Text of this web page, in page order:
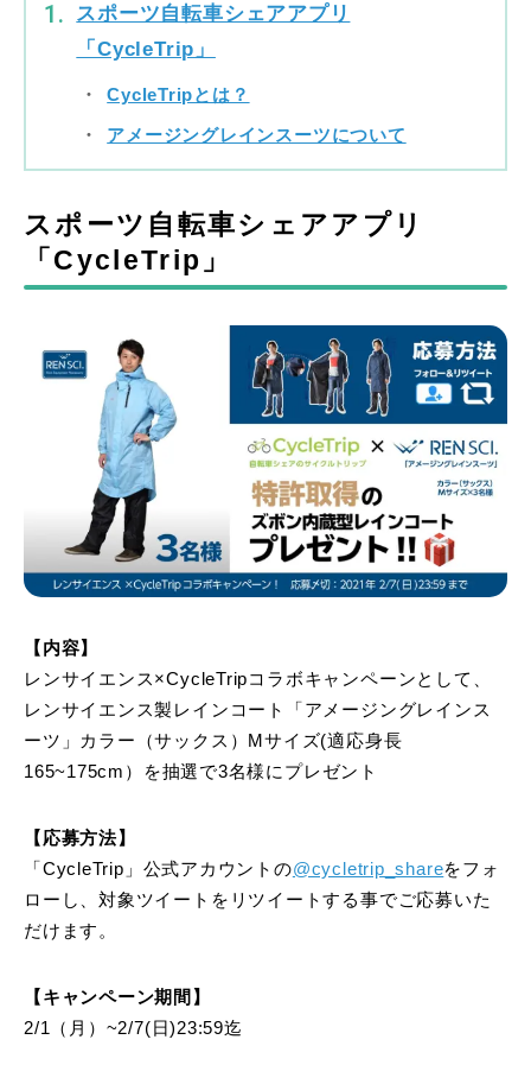
スポーツ自転車シェアアプリ
「CycleTrip」
CycleTripとは？
アメージングレインスーツについて
スポーツ自転車シェアアプリ
「CycleTrip」
【内容】
レンサイエンス×CycleTripコラボキャンペーンとして、
レンサイエンス製レインコート「アメージングレインス
ーツ」カラー（サックス）Mサイズ(適応身長
165~175cm）を抽選で3名様にプレゼント
【応募方法】
「CycleTrip」公式アカウントの@cycletrip_shareをフォ
ローし、対象ツイートをリツイートする事でご応募いた
だけます。
【キャンペーン期間】
2/1（月）~2/7(日)23:59迄